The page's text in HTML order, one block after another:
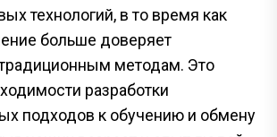
технологий, в то время как
больше доверяет
методам. Это
разработки
подходов к обучению и обмену